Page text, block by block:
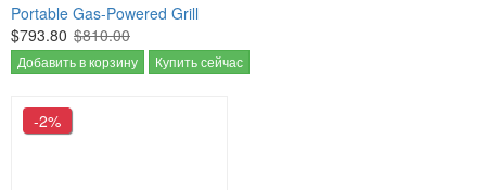
Portable Gas-Powered Grill
$793.80 $810.00
Добавить в корзину Купить сейчас
-2%